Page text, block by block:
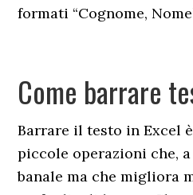
formati “Cognome,
Come barrare
Barrare il testo in Excel
piccole operazioni che,
banale ma che migliora